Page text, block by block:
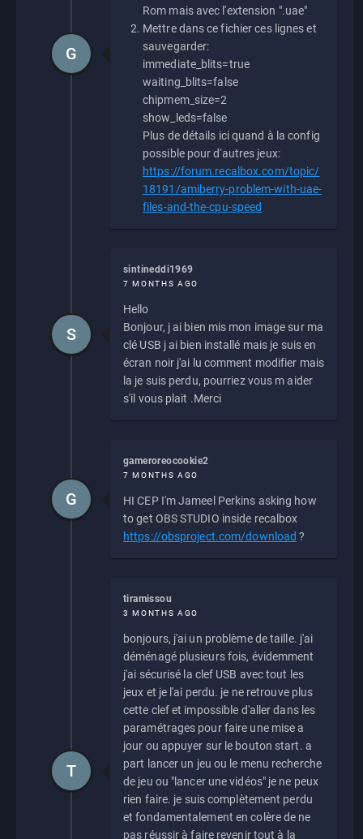
Rom mais avec l'extension ".uae"
Mettre dans ce fichier ces lignes et
sauvegarder:
immediate_blits=true
waiting_blits=false
chipmem_size=2
show_leds=false
Plus de détails ici quand à la config
possible pour d'autres jeux:
https://forum.recalbox.com/topic/
18191/amiberry-problem-with-uae-
files-and-the-cpu-speed
G
sintineddi1969
7 MONTHS AGO
Hello
Bonjour, j ai bien mis mon image sur ma
clé USB j ai bien installé mais je suis en
écran noir j'ai lu comment modifier mais
la je suis perdu, pourriez vous m aider
s'il vous plait .Merci
S
gameroreocookie2
7 MONTHS AGO
HI CEP I'm Jameel Perkins asking how
to get OBS STUDIO inside recalbox
https://obsproject.com/download ?
G
tiramissou
3 MONTHS AGO
bonjours, j'ai un problème de taille. j'ai
déménagé plusieurs fois, évidemment
j'ai sécurisé la clef USB avec tout les
jeux et je l'ai perdu. je ne retrouve plus
cette clef et impossible d'aller dans les
paramétrages pour faire une mise a
jour ou appuyer sur le bouton start. a
part lancer un jeu ou le menu recherche
de jeu ou "lancer une vidéos" je ne peux
rien faire. je suis complètement perdu
et fondamentalement en colère de ne
pas réussir à faire revenir tout à la
T